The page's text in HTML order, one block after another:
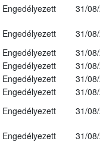
Engedélyezett
31/
Engedélyezett
31/
Engedélyezett
31/
Engedélyezett
31/
Engedélyezett
31/
Engedélyezett
31/
Engedélyezett
31/
Engedélyezett
31/